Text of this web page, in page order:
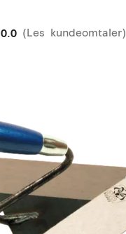
Gjennomsnittskarakter:
0.0 (Les kundeomtaler)